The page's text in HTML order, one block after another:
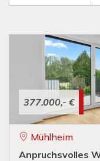
377.000,- €
Mühlheim
Anpruchsvolles